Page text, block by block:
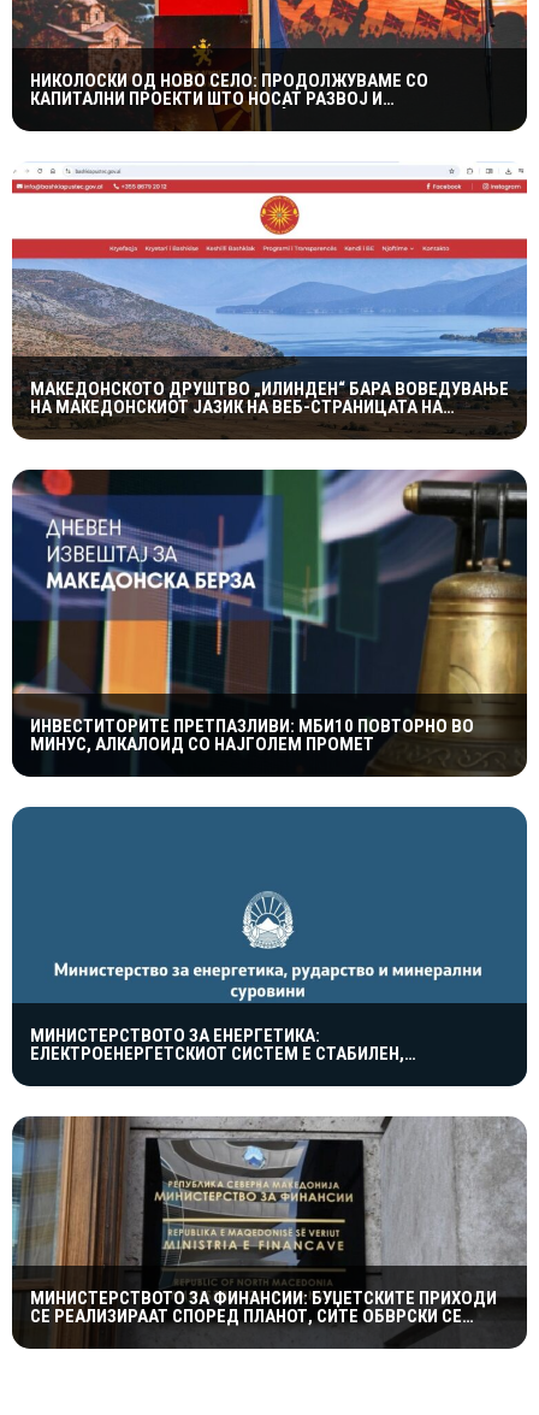
НИКОЛОСКИ ОД НОВО СЕЛО: ПРОДОЛЖУВАМЕ СО
КАПИТАЛНИ ПРОЕКТИ ШТО НОСАТ РАЗВОЈ И
ПОКВАЛИТЕТЕН ЖИВОТ ЗА ГРАЃАНИТЕ
МАКЕДОНСКОТО ДРУШТВО „ИЛИНДЕН“ БАРА ВОВЕДУВАЊЕ
НА МАКЕДОНСКИОТ ЈАЗИК НА ВЕБ-СТРАНИЦАТА НА
ОПШТИНА ПУСТЕЦ
ИНВЕСТИТОРИТЕ ПРЕТПАЗЛИВИ: МБИ10 ПОВТОРНО ВО
МИНУС, АЛКАЛОИД СО НАЈГОЛЕМ ПРОМЕТ
МИНИСТЕРСТВОТО ЗА ЕНЕРГЕТИКА:
ЕЛЕКТРОЕНЕРГЕТСКИОТ СИСТЕМ Е СТАБИЛЕН,
ЕВРОПА
МИНИСТЕРСТВОТО ЗА ФИНАНСИИ: БУЏЕТСКИТЕ ПРИХОДИ
СЕ РЕАЛИЗИРААТ СПОРЕД ПЛАНОТ, СИТЕ ОБВРСКИ СЕ